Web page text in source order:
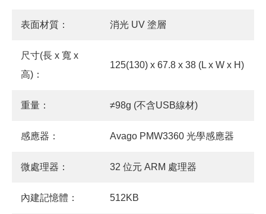
表面材質： 消光 UV 塗層
尺寸(長 x 寬 x
高)：
125(130) x 67.8 x 38 (L x W x H)
重量： ≠98g (不含USB線材)
感應器： Avago PMW3360 光學感應器
微處理器： 32 位元 ARM 處理器
內建記憶體： 512KB